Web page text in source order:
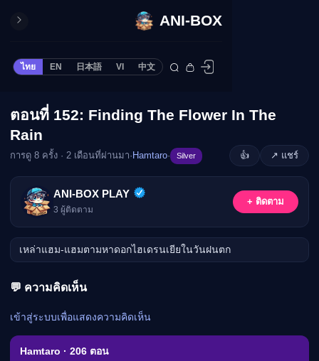
ANI-BOX
ไทย EN 日本語 VI 中文
ปิด
ONE PIECE
Cardlist
Deck Builder
My-Collection
Deck Share
ทีวีออนไลน์
ตอนที่ 152: Finding The Flower In The
Rain
การดู 8 ครั้ง · 2 เดือนที่ผ่านมา· Hamtaro· Silver 👍 ↗ แชร์
ANI-BOX PLAY
3 ผู้ติดตาม
+ ติดตาม
เหล่าแฮม-แฮมตามหาดอกไฮเดรนเยียในวันฝนตก
💬 ความคิดเห็น
เข้าสู่ระบบเพื่อแสดงความคิดเห็น
Hamtaro · 206 ตอน